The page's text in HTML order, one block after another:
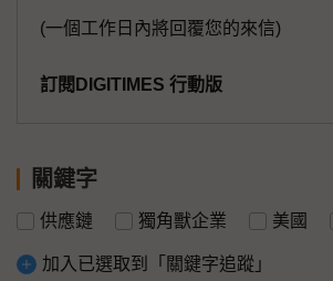
(一個工作日內將回覆您的來信)
訂閱DIGITIMES 行動版
關鍵字
供應鏈 獨角獸企業 美國
加入已選取到「關鍵字追蹤」